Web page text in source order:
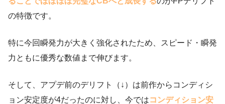
の特徴です。
特に今回瞬発力が大きく強化されたため、スピード・瞬発
力ともに優秀な数値まで伸びます。
そして、アプデ前のデリフト（↓）は前作からコンディシ
ョン安定度が4だったのに対し、今ではコンディション安